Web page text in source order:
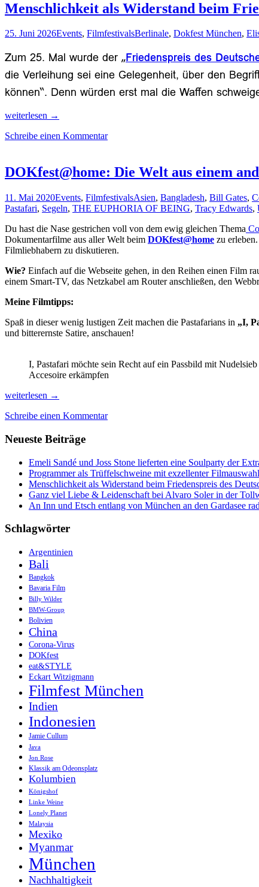
Menschlichkeit als Widerstand beim
25. Juni 2026Events, FilmfestivalsBerlinale, Dokfest München,
Zum 25. Mal wurde der „Friedenspreis des
die Verleihung sei eine Gelegenheit, über den
können“. Denn würden erst mal die Waffen
Menschlichkeit
Widerstand
des
Deutschen
2026
weiterlesen →
Schreibe einen Kommentar
DOKfest@home: Die Welt aus einem
11. Mai 2020Events, FilmfestivalsAsien, Bangladesh, Bill Gates,
Pastafari, Segeln, THE EUPHORIA OF BEING, Tracy Edwards,
Du hast die Nase gestrichen voll von dem ewig gleichen Thema
Dokumentarfilme aus aller Welt beim DOKfest@home zu
Filmliebhabern zu diskutieren.
Wie? Einfach auf die Webseite gehen, in den Reihen einen Film
einem Smart-TV, das Netzkabel am Router anschließen, den
Meine Filmtipps:
Spaß in dieser wenig lustigen Zeit machen die Pastafarians in „I,
und bitterernste Satire, anschauen!
I, Pastafari möchte sein Recht auf ein Passbild mit
Accesoire erkämpfen
DOKfest@home:
Welt
einem
Blickwinkel
sehen
weiterlesen →
Schreibe einen Kommentar
Neueste Beiträge
Emeli Sandé und Joss Stone lieferten eine Soulparty der
Programmer als Trüffelschweine mit exzellenter
Menschlichkeit als Widerstand beim Friedenspreis des
Ganz viel Liebe & Leidenschaft bei Alvaro Soler in der
An Inn und Etsch entlang von München an den Gardasee
Schlagwörter
Argentinien
Bali
Bangkok
Bavaria Film
Billy Wilder
BMW-Group
Bolivien
China
Corona-Virus
DOKfest
eat&STYLE
Eckart Witzigmann
Filmfest München
Indien
Indonesien
Jamie Cullum
Java
Jon Rose
Klassik am Odeonsplatz
Kolumbien
Königshof
Linke Weine
Lonely Planet
Malaysia
Mexiko
Myanmar
München
Nachhaltigkeit